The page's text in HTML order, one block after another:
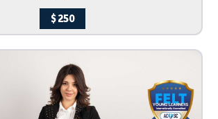
$250